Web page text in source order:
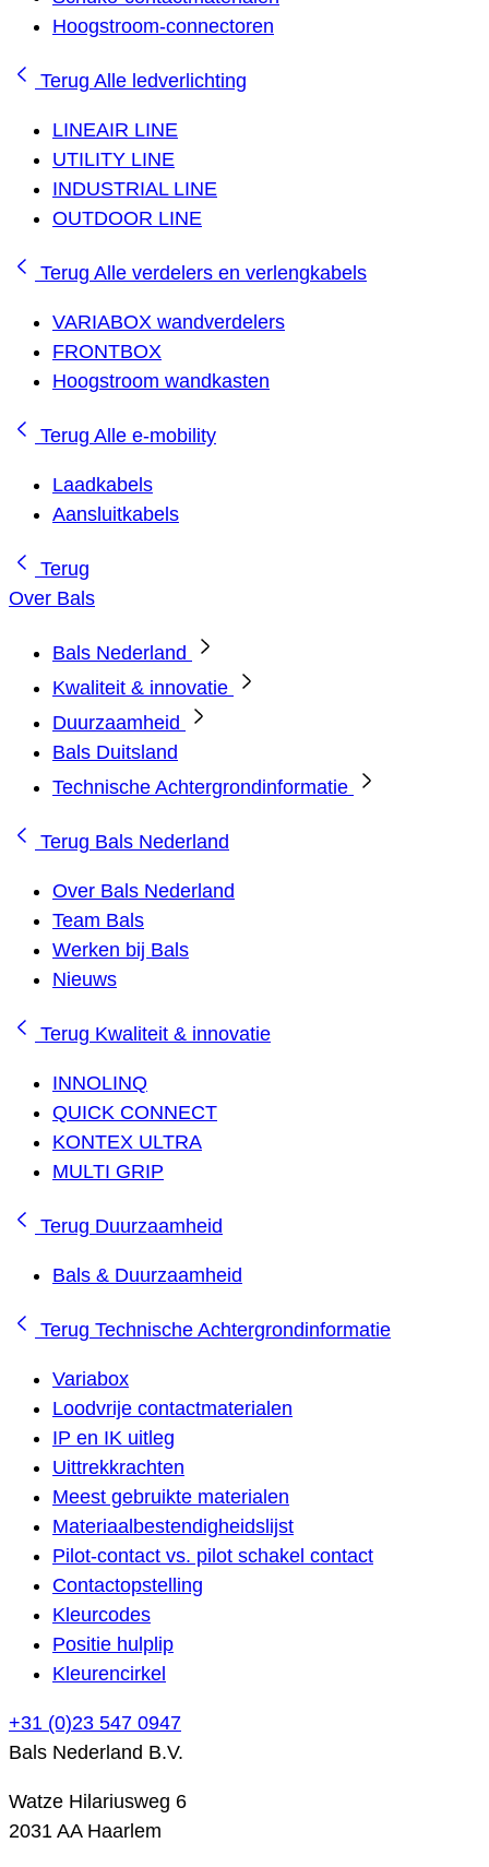
Hoogstroom-connectoren
Terug Alle ledverlichting
LINEAIR LINE
UTILITY LINE
INDUSTRIAL LINE
OUTDOOR LINE
Terug Alle verdelers en verlengkabels
VARIABOX wandverdelers
FRONTBOX
Hoogstroom wandkasten
Terug Alle e-mobility
Laadkabels
Aansluitkabels
Terug
Over Bals
Bals Nederland
Kwaliteit & innovatie
Duurzaamheid
Bals Duitsland
Technische Achtergrondinformatie
Terug Bals Nederland
Over Bals Nederland
Team Bals
Werken bij Bals
Nieuws
Terug Kwaliteit & innovatie
INNOLINQ
QUICK CONNECT
KONTEX ULTRA
MULTI GRIP
Terug Duurzaamheid
Bals & Duurzaamheid
Terug Technische Achtergrondinformatie
Variabox
Loodvrije contactmaterialen
IP en IK uitleg
Uittrekkrachten
Meest gebruikte materialen
Materiaalbestendigheidslijst
Pilot-contact vs. pilot schakel contact
Contactopstelling
Kleurcodes
Positie hulplip
Kleurencirkel
+31 (0)23 547 0947
Bals Nederland B.V.
Watze Hilariusweg 6
2031 AA Haarlem